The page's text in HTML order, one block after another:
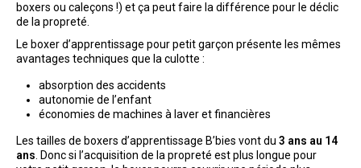
boxers ou caleçons !) et ça peut faire la différence pour le déclic
de la propreté.
Le boxer d’apprentissage pour petit garçon présente les mêmes
avantages techniques que la culotte :
absorption des accidents
autonomie de l’enfant
économies de machines à laver et financières
Les tailles de boxers d’apprentissage B’bies vont du 3 ans au 14
ans . Donc si l’acquisition de la propreté est plus longue pour